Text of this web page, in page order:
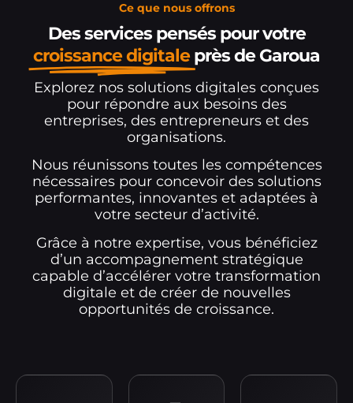
Ce que nous offrons
Des services pensés pour votre
croissance digitale près de Garoua
Explorez nos solutions digitales conçues
pour répondre aux besoins des
entreprises, des entrepreneurs et des
organisations.
Nous réunissons toutes les compétences
nécessaires pour concevoir des solutions
performantes, innovantes et adaptées à
votre secteur d’activité.
Grâce à notre expertise, vous bénéficiez
d’un accompagnement stratégique
capable d’accélérer votre transformation
digitale et de créer de nouvelles
opportunités de croissance.